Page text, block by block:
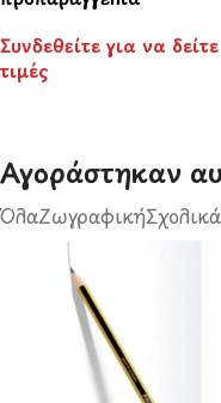
Συνδεθείτε για να δείτε
τιμές
Αγοράστηκαν
ΌλαΖωγραφικήΣχολικά